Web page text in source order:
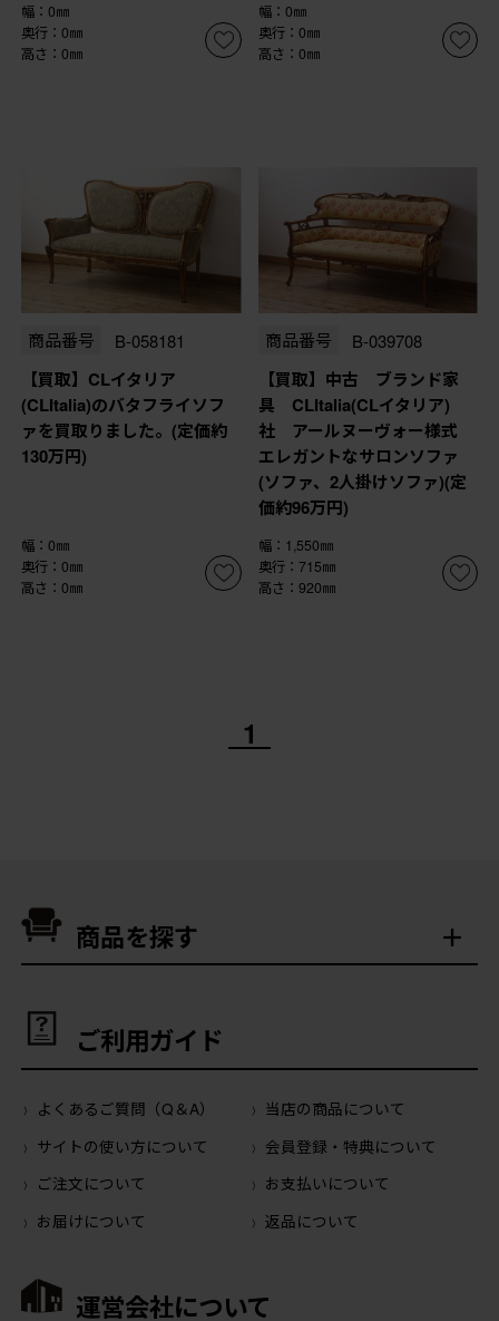
幅：0㎜
奥行：0㎜
高さ：0㎜
幅：0㎜
奥行：0㎜
高さ：0㎜
商品番号 B-058181
【買取】CLイタリア
(CLItalia)のバタフライソフ
ァを買取りました。(定価約
130万円)
幅：0㎜
奥行：0㎜
高さ：0㎜
商品番号 B-039708
【買取】中古 ブランド家
具 CLItalia(CLイタリア)
社 アールヌーヴォー様式
エレガントなサロンソファ
(ソファ、2人掛けソファ)(定
価約96万円)
幅：1,550㎜
奥行：715㎜
高さ：920㎜
1
商品を探す
ご利用ガイド
よくあるご質問（Q＆A）
当店の商品について
サイトの使い方について
会員登録・特典について
ご注文について
お支払いについて
お届けについて
返品について
運営会社について